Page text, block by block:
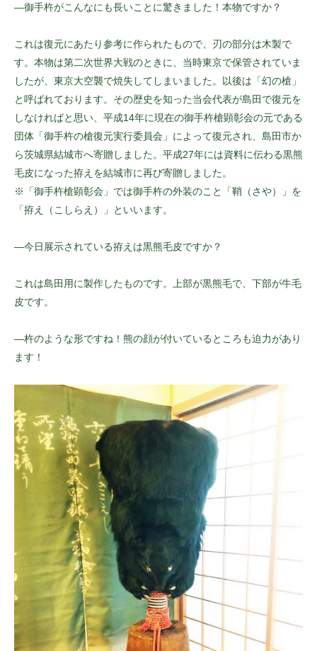
—御手杵がこんなにも長いことに驚きました！本物ですか？
これは復元にあたり参考に作られたもので、刃の部分は木製で
す。本物は第二次世界大戦のときに、当時東京で保管されていま
したが、東京大空襲で焼失してしまいました。以後は「幻の槍」
と呼ばれております。その歴史を知った当会代表が島田で復元を
しなければと思い、平成14年に現在の御手杵槍顕彰会の元である
団体「御手杵の槍復元実行委員会」によって復元され、島田市か
ら茨城県結城市へ寄贈しました。平成27年には資料に伝わる黒熊
毛皮になった拵えを結城市に再び寄贈しました。
※「御手杵槍顕彰会」では御手杵の外装のこと「鞘（さや）」を
「拵え（こしらえ）」といいます。
—今日展示されている拵えは黒熊毛皮ですか？
これは島田用に製作したものです。上部が黒熊毛で、下部が牛毛
皮です。
—杵のような形ですね！熊の顔が付いているところも迫力があり
ます！